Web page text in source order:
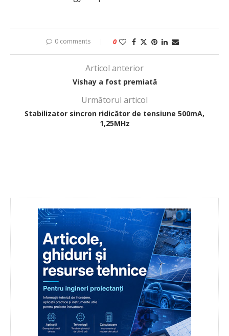
0 comments 0
Articol anterior
Vishay a fost premiată
Următorul articol
Stabilizator sincron ridicător de tensiune 500mA,
1,25MHz